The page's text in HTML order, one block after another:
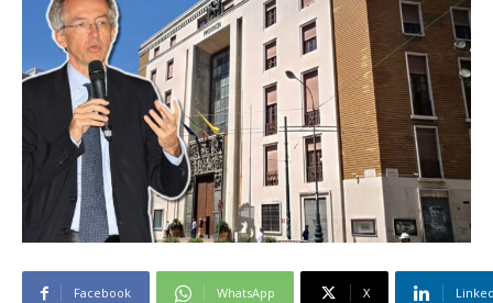
Facebook WhatsApp X